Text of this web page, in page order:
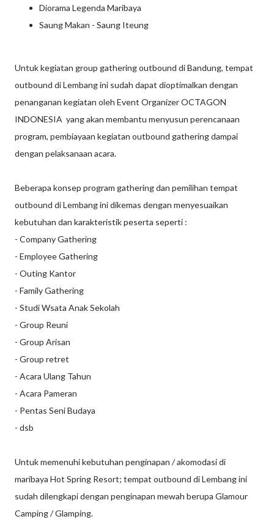
Diorama Legenda Maribaya
Saung Makan - Saung Iteung
Untuk kegiatan group gathering outbound di Bandung, tempat
outbound di Lembang ini sudah dapat dioptimalkan dengan
penanganan kegiatan oleh Event Organizer OCTAGON
INDONESIA yang akan membantu menyusun perencanaan
program, pembiayaan kegiatan outbound gathering dampai
dengan pelaksanaan acara.
Beberapa konsep program gathering dan pemilihan tempat
outbound di Lembang ini dikemas dengan menyesuaikan
kebutuhan dan karakteristik peserta seperti :
- Company Gathering
- Employee Gathering
- Outing Kantor
- Family Gathering
- Studi Wsata Anak Sekolah
- Group Reuni
- Group Arisan
- Group retret
- Acara Ulang Tahun
- Acara Pameran
- Pentas Seni Budaya
- dsb
Untuk memenuhi kebutuhan penginapan / akomodasi di
maribaya Hot Spring Resort; tempat outbound di Lembang ini
sudah dilengkapi dengan penginapan mewah berupa Glamour
Camping / Glamping.